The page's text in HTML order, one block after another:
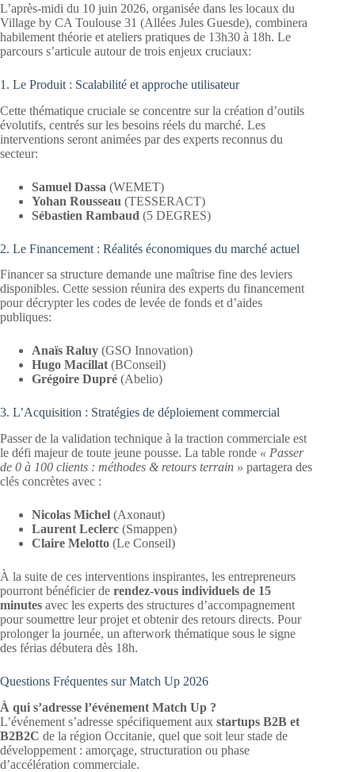
L’après-midi du 10 juin 2026, organisée dans les locaux du
Village by CA Toulouse 31 (Allées Jules Guesde), combinera
habilement théorie et ateliers pratiques de 13h30 à 18h. Le
parcours s’articule autour de trois enjeux cruciaux:
1. Le Produit : Scalabilité et approche utilisateur
Cette thématique cruciale se concentre sur la création d’outils
évolutifs, centrés sur les besoins réels du marché. Les
interventions seront animées par des experts reconnus du
secteur:
Samuel Dassa (WEMET)
Yohan Rousseau (TESSERACT)
Sébastien Rambaud (5 DEGRES)
2. Le Financement : Réalités économiques du marché actuel
Financer sa structure demande une maîtrise fine des leviers
disponibles. Cette session réunira des experts du financement
pour décrypter les codes de levée de fonds et d’aides
publiques:
Anaïs Raluy (GSO Innovation)
Hugo Macillat (BConseil)
Grégoire Dupré (Abelio)
3. L’Acquisition : Stratégies de déploiement commercial
Passer de la validation technique à la traction commerciale est
le défi majeur de toute jeune pousse. La table ronde « Passer
de 0 à 100 clients : méthodes & retours terrain » partagera des
clés concrètes avec :
Nicolas Michel (Axonaut)
Laurent Leclerc (Smappen)
Claire Melotto (Le Conseil)
À la suite de ces interventions inspirantes, les entrepreneurs
pourront bénéficier de rendez-vous individuels de 15
minutes avec les experts des structures d’accompagnement
pour soumettre leur projet et obtenir des retours directs. Pour
prolonger la journée, un afterwork thématique sous le signe
des férias débutera dès 18h.
Questions Fréquentes sur Match Up 2026
À qui s’adresse l’événement Match Up ?
L’événement s’adresse spécifiquement aux startups B2B et
B2B2C de la région Occitanie, quel que soit leur stade de
développement : amorçage, structuration ou phase
d’accélération commerciale.